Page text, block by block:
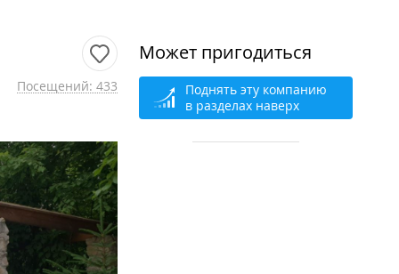
Посещений: 433
Может пригодиться
Поднять эту компанию
в разделах наверх